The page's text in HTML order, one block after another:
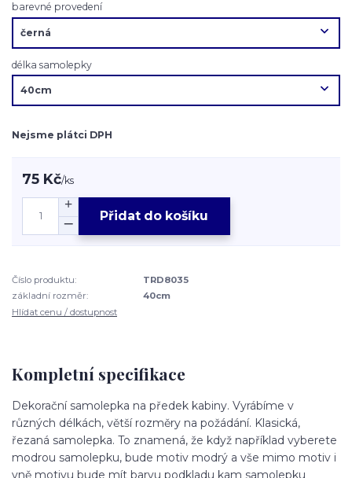
barevné provedení
délka samolepky
Nejsme plátci DPH
75 Kč/ks
Přidat do košíku
Číslo produktu:
TRD8035
základní rozměr:
40cm
Hlídat cenu / dostupnost
Kompletní specifikace
Dekorační samolepka na předek kabiny. Vyrábíme v
různých délkách, větší rozměry na požádání. Klasická,
řezaná samolepka. To znamená, že když například vyberete
modrou samolepku, bude motiv modrý a vše mimo motiv i
vně motivu bude mít barvu podkladu kam samolepku